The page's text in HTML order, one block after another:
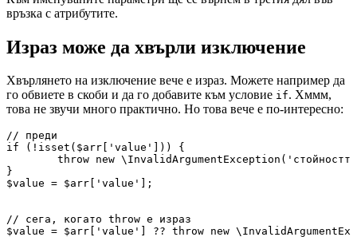
връзка с атрибутите.
Израз може да хвърли изключение
Хвърлянето на изключение вече е израз. Можете например да
го обвиете в скоби и да го добавите към условие if. Хммм,
това не звучи много практично. Но това вече е по-интересно:
// преди
if (!isset($arr['value'])) {
}
$value = $arr['value'];
// сега, когато throw е израз